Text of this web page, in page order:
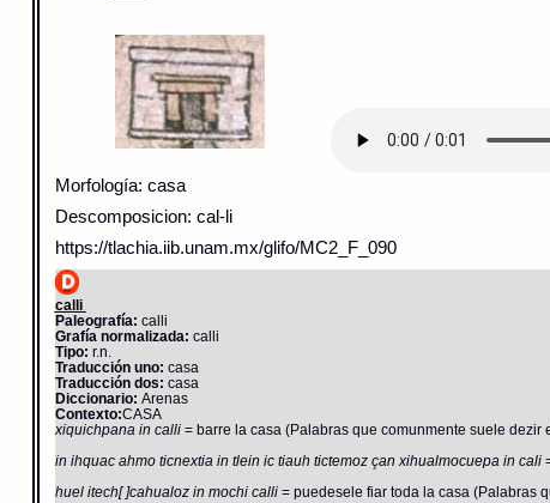
Morfología: casa
Descomposicion: cal-li
https://tlachia.iib.unam.mx/glifo/MC2_F_090
calli
Paleografía: calli
Grafía normalizada: calli
Tipo: r.n.
Traducción uno: casa
Traducción dos: casa
Diccionario: Arenas
Contexto:CASA
xiquichpana in calli = barre la casa (Palabras que comunmente suele
in ihquac ahmo ticnextia in tlein ic tiauh tictemoz çan xihualmocuepa in cali
huel itech[ ]cahualoz in mochi calli = puedesele fiar toda la casa (Palabras